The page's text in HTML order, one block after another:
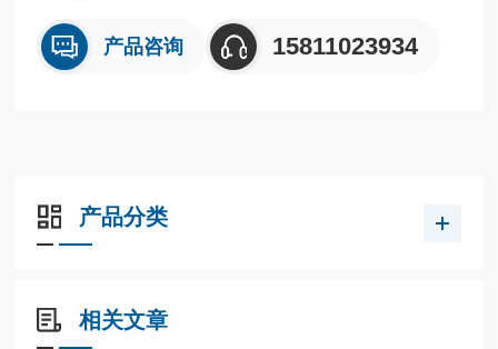
产品咨询 15811023934
产品分类
相关文章